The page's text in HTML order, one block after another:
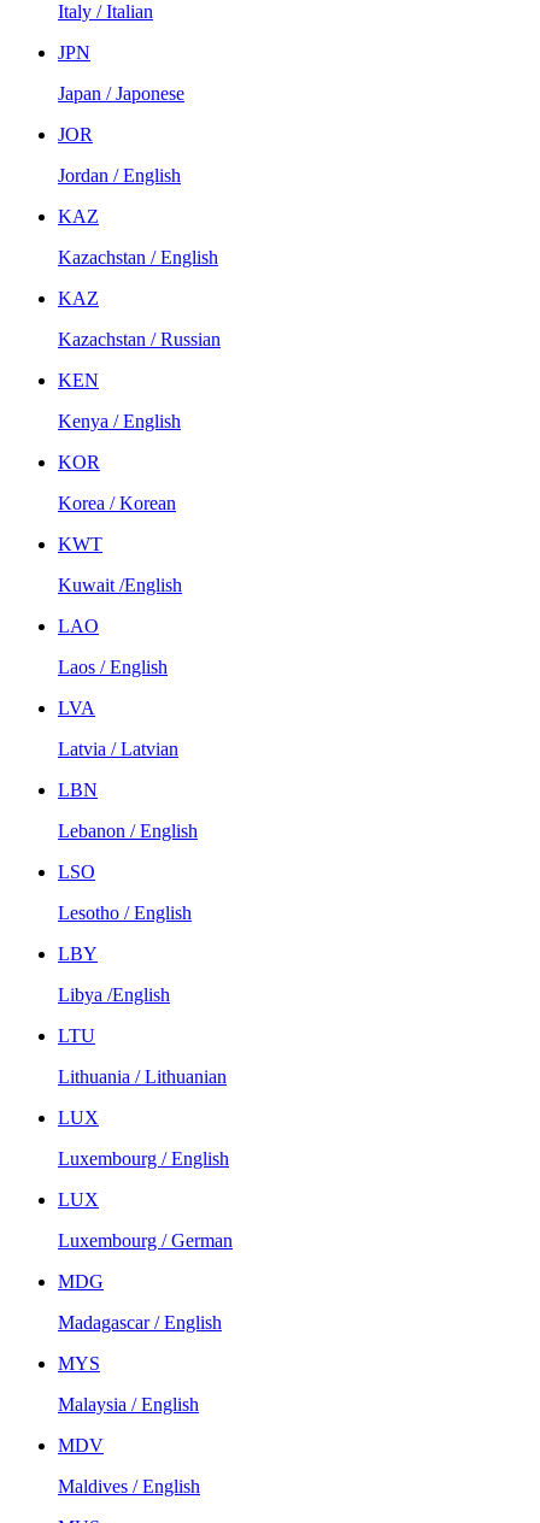
Italy / Italian
JPN
Japan / Japonese
JOR
Jordan / English
KAZ
Kazachstan / English
KAZ
Kazachstan / Russian
KEN
Kenya / English
KOR
Korea / Korean
KWT
Kuwait /English
LAO
Laos / English
LVA
Latvia / Latvian
LBN
Lebanon / English
LSO
Lesotho / English
LBY
Libya /English
LTU
Lithuania / Lithuanian
LUX
Luxembourg / English
LUX
Luxembourg / German
MDG
Madagascar / English
MYS
Malaysia / English
MDV
Maldives / English